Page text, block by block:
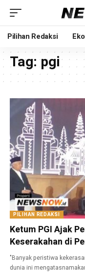
Pilihan Redaksi
Tag:pgi
PILIHAN REDAKSI
Ketum PGI Ajak
Keserakahan di
"Banyak peristiwa
dunia ini